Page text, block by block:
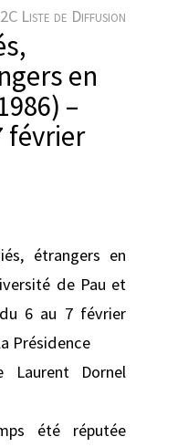
Liste de Diffusion
en
–
février
étrangers en
de Pau et
6 au 7 février
Présidence
Dornel
été réputée